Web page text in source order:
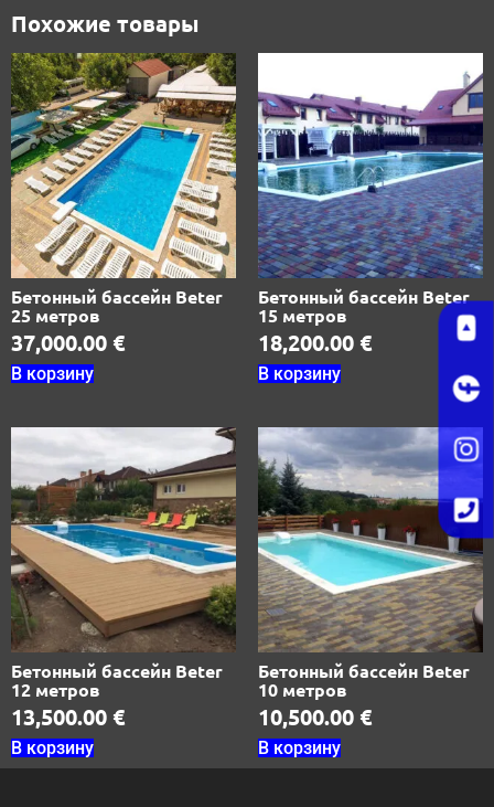
Бетонный бассейн Beter
25 метров
37,000.00€
В корзину
15 метров
В корзину
12 метров
13,500.00
В корзину
Бетонный бассейн Beter
10 метров
10,500.00€
В корзину
Контакты
БНВ Бассейны УКРАИНА
Киев:Район Жуляны, ул. Киевская 2А.
Днепр:ул.Донецкое шоссе 166л.
Львов (Сокольники) ул.Леси Украинки 23.